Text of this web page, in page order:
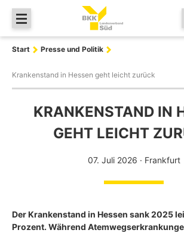
Zum Hauptinhalt springen
Start Presse und Politik
Krankenstand in Hessen geht leicht zurück
KRANKENSTAND IN
GEHT LEICHT
07. Juli 2026 · Frankfurt
Der Krankenstand in Hessen sank 2025
Prozent. Während